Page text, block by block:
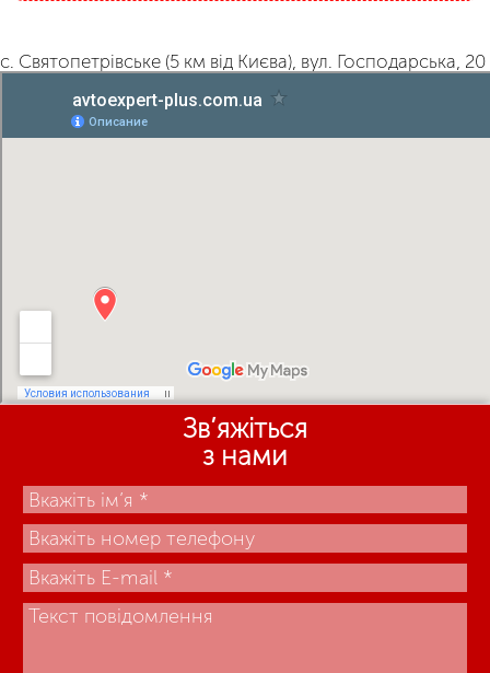
с. Святопетрівське (5 км від Києва), вул. Господарська, 20
Зв’яжіться
з нами